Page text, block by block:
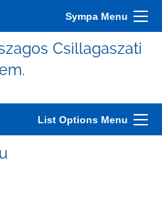
Sympa Menu
Csillagaszati
List Options Menu